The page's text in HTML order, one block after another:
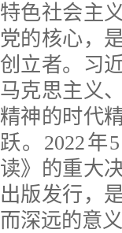
特色社会主
党的核心，
创立者。习
马克思主义
精神的时代
跃。2022年
读》的重大
出版发行，
而深远的意义